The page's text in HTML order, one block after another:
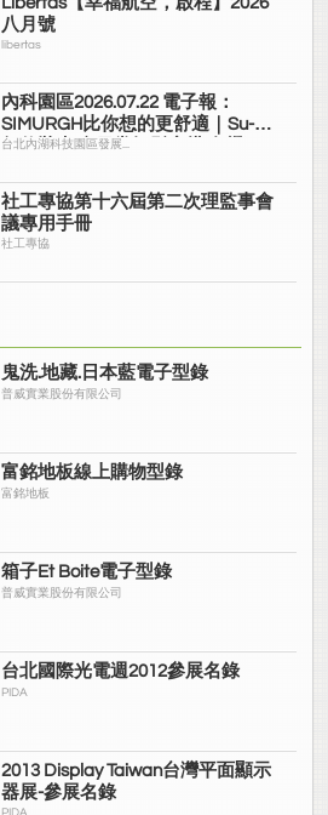
八月號
libertas
內科園區2026.07.22 電子報：
SIMURGH比你想的更舒適｜Su-Si
舒仕裝 都會日常輕鬆穿搭 免燙可
台北內湖科技園區發展...
社工專協第十六屆第二次理監事會
議專用手冊
社工專協
鬼洗.地藏.日本藍電子型錄
普威實業股份有限公司
富銘地板線上購物型錄
富銘地板
箱子Et Boite電子型錄
普威實業股份有限公司
台北國際光電週2012參展名錄
PIDA
2013 Display Taiwan台灣平面顯示
器展-參展名錄
PIDA